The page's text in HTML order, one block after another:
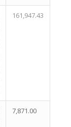
161,947.43
7,871.00